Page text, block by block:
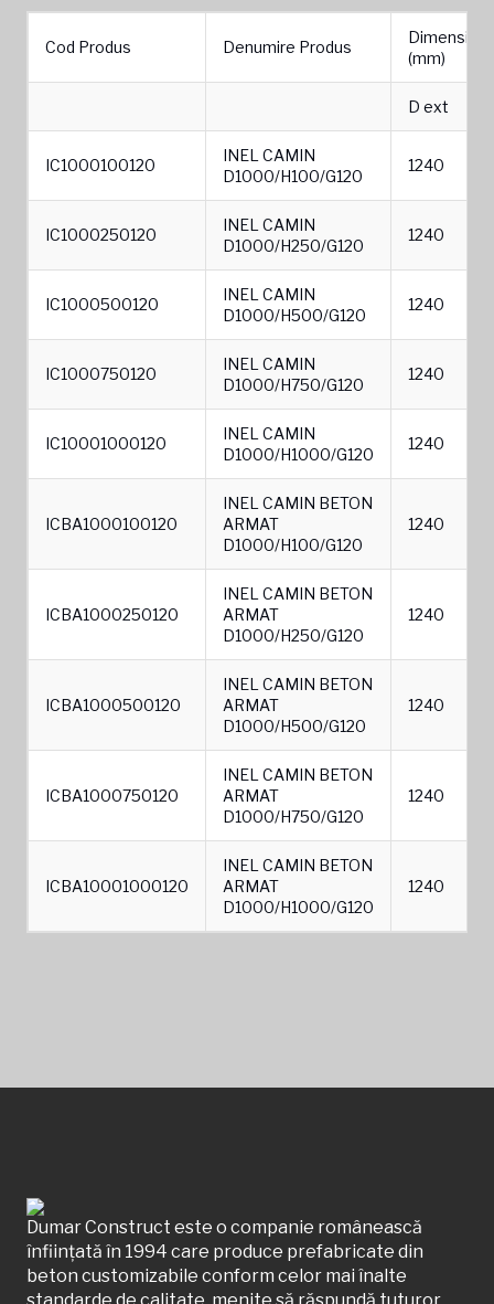
Cod Produs Denumire Produs
Dimensiuni
(mm)
D ext
IC1000100120
INEL CAMIN
D1000/H100/G120
1240
IC1000250120
INEL CAMIN
D1000/H250/G120
1240
IC1000500120
INEL CAMIN
D1000/H500/G120
1240
IC1000750120
INEL CAMIN
D1000/H750/G120
1240
IC10001000120
INEL CAMIN
D1000/H1000/G120
1240
ICBA1000100120
INEL CAMIN BETON
ARMAT
D1000/H100/G120
1240
ICBA1000250120
INEL CAMIN BETON
ARMAT
D1000/H250/G120
1240
ICBA1000500120
INEL CAMIN BETON
ARMAT
D1000/H500/G120
1240
ICBA1000750120
INEL CAMIN BETON
ARMAT
D1000/H750/G120
1240
ICBA10001000120
INEL CAMIN BETON
ARMAT
D1000/H1000/G120
1240
Dumar Construct este o companie românească
înființată în 1994 care produce prefabricate din
beton customizabile conform celor mai înalte